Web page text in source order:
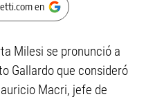
en
Milesi se pronunció a
Gallardo que consideró
Macri, jefe de